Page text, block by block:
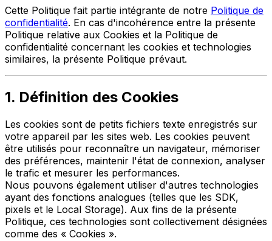
Cette Politique fait partie intégrante de notre Politique de
confidentialité. En cas d'incohérence entre la présente
Politique relative aux Cookies et la Politique de
confidentialité concernant les cookies et technologies
similaires, la présente Politique prévaut.
1. Définition des Cookies
Les cookies sont de petits fichiers texte enregistrés sur
votre appareil par les sites web. Les cookies peuvent
être utilisés pour reconnaître un navigateur, mémoriser
des préférences, maintenir l'état de connexion, analyser
le trafic et mesurer les performances.
Nous pouvons également utiliser d'autres technologies
ayant des fonctions analogues (telles que les SDK,
pixels et le Local Storage). Aux fins de la présente
Politique, ces technologies sont collectivement désignées
comme des « Cookies ».